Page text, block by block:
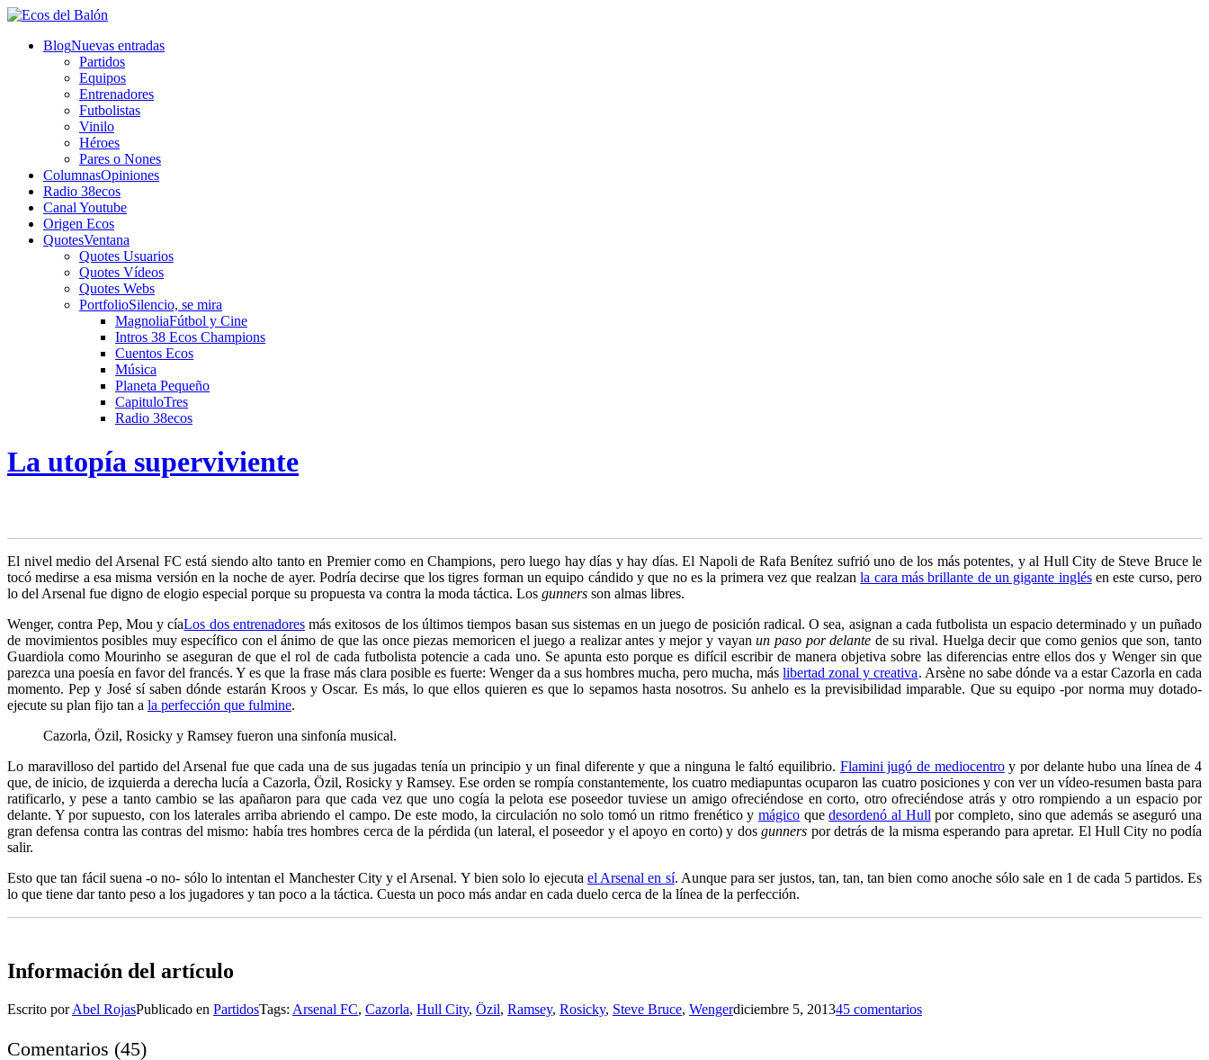
BlogNuevas entradas
Partidos
Equipos
Entrenadores
Futbolistas
Vinilo
Héroes
Pares o Nones
ColumnasOpiniones
Radio 38ecos
Canal Youtube
Origen Ecos
QuotesVentana
Quotes Usuarios
Quotes Vídeos
Quotes Webs
PortfolioSilencio, se mira
MagnoliaFútbol y Cine
Intros 38 Ecos Champions
Cuentos Ecos
Música
Planeta Pequeño
CapituloTres
Radio 38ecos
La utopía superviviente
El nivel medio del Arsenal FC está siendo alto tanto en Premier como en Champions, pero luego hay días y hay días. El Napoli de Rafa Benítez sufrió uno de los más potentes, y al Hull City de Steve Bruce le
tocó medirse a esa misma versión en la noche de ayer. Podría decirse que los tigres forman un equipo cándido y que no es la primera vez que realzanla cara más brillante de un gigante inglésen este curso, pero
lo del Arsenal fue digno de elogio especial porque su propuesta va contra la moda táctica. Los gunners son almas libres.
Wenger, contra Pep, Mou y cíaLos dos entrenadoresmás exitosos de los últimos tiempos basan sus sistemas en un juego de posición radical. O sea, asignan a cada futbolista un espacio determinado y un puñado
de movimientos posibles muy específico con el ánimo de que las once piezas memoricen el juego a realizar antes y mejor y vayanun paso por delante de su rival. Huelga decir que como genios que son, tanto
Guardiola como Mourinho se aseguran de que el rol de cada futbolista potencie a cada uno. Se apunta esto porque es difícil escribir de manera objetiva sobre las diferencias entre ellos dos y Wenger sin que
parezca una poesía en favor del francés. Y es que la frase más clara posible es fuerte: Wenger da a sus hombres mucha, pero mucha, máslibertad zonal y creativa. Arsène no sabe dónde va a estar Cazorla en cada
momento. Pep y José sí saben dónde estarán Kroos y Oscar. Es más, lo que ellos quieren es que lo sepamos hasta nosotros. Su anhelo es la previsibilidad imparable. Que su equipo -por norma muy dotado-
ejecute su plan fijo tan a la perfección que fulmine.
Cazorla, Özil, Rosicky y Ramsey fueron una sinfonía musical.
Lo maravilloso del partido del Arsenal fue que cada una de sus jugadas tenía un principio y un final diferente y que a ninguna le faltó equilibrio. Flamini jugó de mediocentroy por delante hubo una línea de 4
que, de inicio, de izquierda a derecha lucía a Cazorla, Özil, Rosicky y Ramsey. Ese orden se rompía constantemente, los cuatro mediapuntas ocuparon las cuatro posiciones y con ver un vídeo-resumen basta para
ratificarlo, y pese a tanto cambio se las apañaron para que cada vez que uno cogía la pelota ese poseedor tuviese un amigo ofreciéndose en corto, otro ofreciéndose atrás y otro rompiendo a un espacio por
delante. Y por supuesto, con los laterales arriba abriendo el campo. De este modo, la circulación no solo tomó un ritmo frenético ymágico quedesordenó al Hull por completo, sino que además se aseguró una
gran defensa contra las contras del mismo: había tres hombres cerca de la pérdida (un lateral, el poseedor y el apoyo en corto) y dosgunners por detrás de la misma esperando para apretar. El Hull City no podía
salir.
Esto que tan fácil suena -o no- sólo lo intentan el Manchester City y el Arsenal. Y bien solo lo ejecuta el Arsenal en sí. Aunque para ser justos, tan, tan, tan bien como anoche sólo sale en 1 de cada 5 partidos. Es
lo que tiene dar tanto peso a los jugadores y tan poco a la táctica. Cuesta un poco más andar en cada duelo cerca de la línea de la perfección.
Información del artículo
Escrito porAbel RojasPublicado en PartidosTags: Arsenal FC, Cazorla, Hull City, Özil, Ramsey, Rosicky, Steve Bruce, Wengerdiciembre 5, 201345 comentarios
Comentarios (45)